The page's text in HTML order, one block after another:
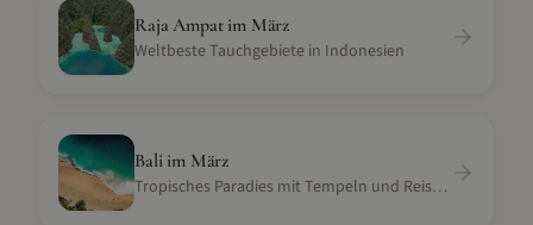
Raja Ampatim März
Weltbeste Tauchgebiete in Indonesien
Baliim März
Tropisches Paradies mit Tempeln und Reisterrassen